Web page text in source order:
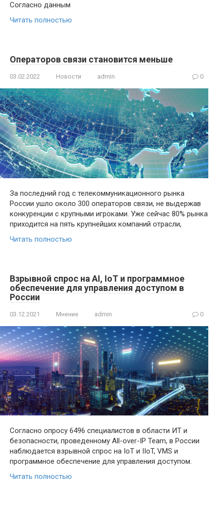
Согласно данным
Читать полностью
Операторов связи становится меньше
03.02.2022 Новости admin 0
За последний год с телекоммуникационного рынка
России ушло около 300 операторов связи, не выдержав
конкуренции с крупными игроками. Уже сейчас 80% рынка
приходится на пять крупнейших компаний отрасли,
Читать полностью
Взрывной спрос на AI, IoT и программное
обеспечение для управления доступом в
России
03.12.2021 Мнение admin 0
Согласно опросу 6496 специалистов в области ИТ и
безопасности, проведенному All-over-IP Team, в России
наблюдается взрывной спрос на IoT и IIoT, VMS и
программное обеспечение для управления доступом.
Читать полностью